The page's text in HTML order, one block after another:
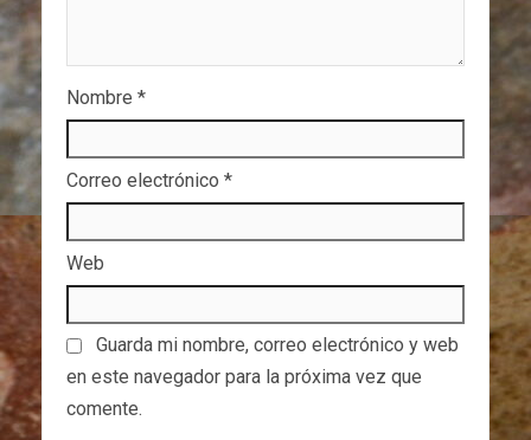
Nombre *
Correo electrónico *
Web
Guarda mi nombre, correo electrónico y web
en este navegador para la próxima vez que
comente.